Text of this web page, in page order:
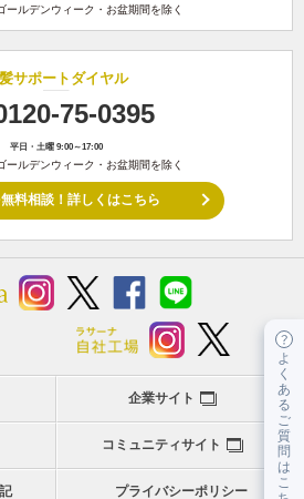
ルデンウィーク・お盆期間を除く
サポートダイヤル
75-0395
平日・土曜 9:00～17:00
ルデンウィーク・お盆期間を除く
料相談！詳しくはこちら
企業サイト
コミュニティサイト
プライバシーポリシー
よ
く
あ
る
ご
質
問
は
こ